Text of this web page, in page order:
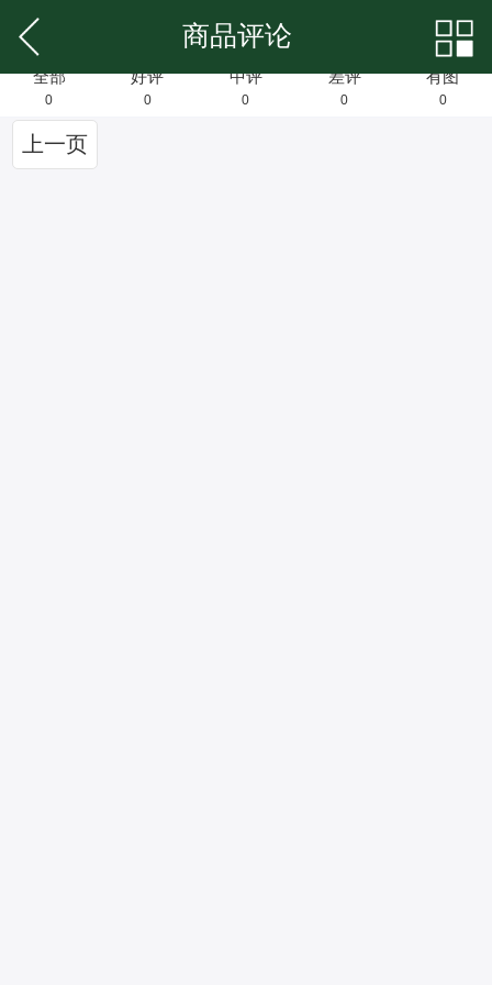
商品评论
全部
0
好评
0
中评
0
差评
0
有图
0
上一页